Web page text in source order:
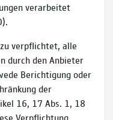
verarbeitet
verpflichtet, alle
durch den Anbieter
Berichtigung oder
der
16, 17 Abs. 1, 18